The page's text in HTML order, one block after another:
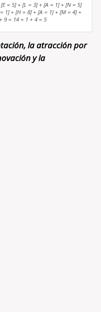
= 5] + [L = 3] + [A = 1] + [N = 5]
1] + [H = 8] + [A = 1] + [M = 4] +
9 = 14 = 1 + 4 = 5
la atracción por
y la